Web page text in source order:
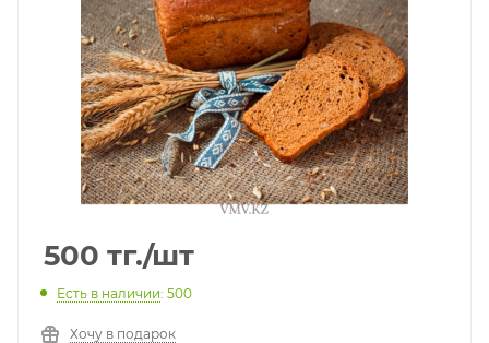
500 тг./шт
Есть в наличии: 500
Хочу в подарок